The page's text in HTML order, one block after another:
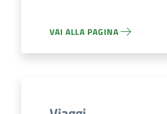
VAI ALLA PAGINA